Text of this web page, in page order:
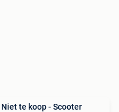
Niet te koop - Scooter